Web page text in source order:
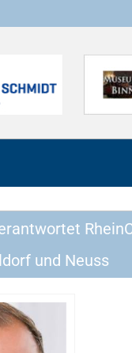
und Neuss